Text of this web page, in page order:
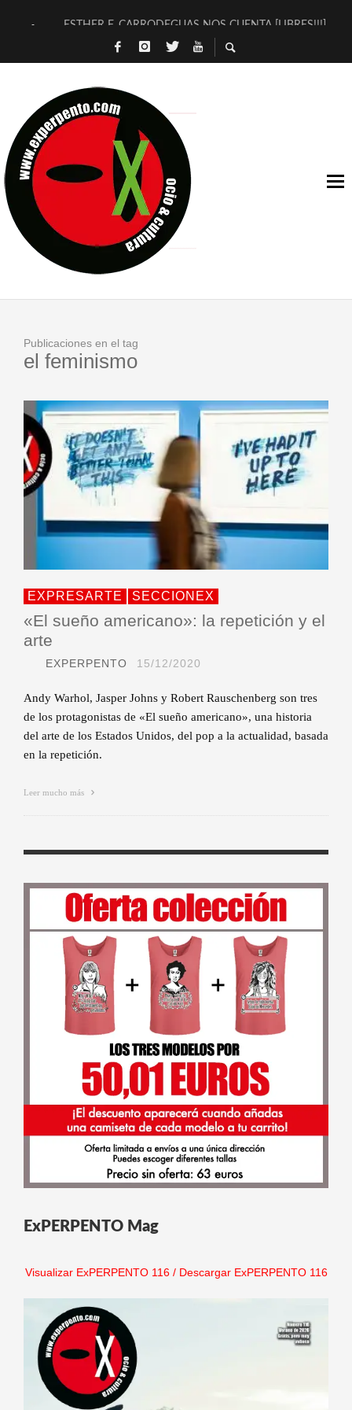
ESTHER F. CARRODEGUAS NOS CUENTA [LIBRES!!!]
[TERRA DE GUAPES] DE SANDRA MONFORT
TIMBRE 4, LA ESCUELA DEL DIRECTOR TEATRAL CLAUDIO
30 AÑOS (NO ES NADA) DE LA KATARSIS DEL TOMATAZO
MILITARES JUDÍAS EN #EXVITA
D’BALDOMEROS REINVENTAN [BITÁCORA 3.0] EN EXVITA
MARSHALL FLASH PRESENTA EN EXVITA [RELATIVA
JOFRE BARDAGÍ EN EXVITA INTERPRETANDO A SERRAT
Publicaciones en el tag
el feminismo
EXPRESARTE SECCIONEX
«El sueño americano»: la repetición y el
arte
EXPERPENTO 15/12/2020
Andy Warhol, Jasper Johns y Robert Rauschenberg son tres
de los protagonistas de «El sueño americano», una historia
del arte de los Estados Unidos, del pop a la actualidad, basada
en la repetición.
Leer mucho más
ExPERPENTO Mag
Visualizar ExPERPENTO 116/ Descargar ExPERPENTO 116